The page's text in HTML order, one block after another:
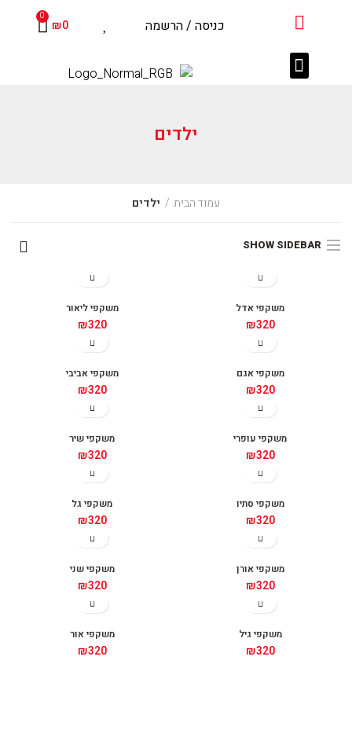
₪0
0
כניסה / הרשמה
ילדים
עמוד הבית ילדים
SHOW SIDEBAR
משקפי אדל
₪320
משקפי ליאור
₪320
משקפי אגם
₪320
משקפי אביבי
₪320
משקפי עופרי
₪320
משקפי שיר
₪320
משקפי סתיו
₪320
משקפי גל
₪320
משקפי אורן
₪320
משקפי שני
₪320
משקפי גיל
₪320
משקפי אור
₪320